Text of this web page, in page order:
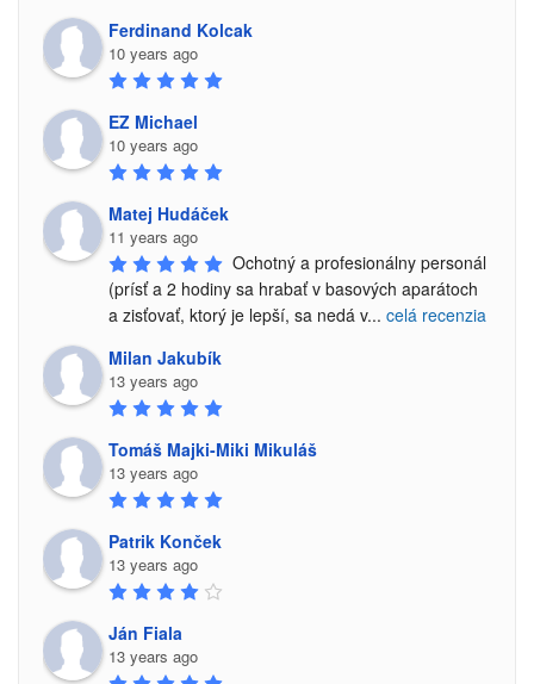
Ferdinand Kolcak
10 years ago
EZ Michael
10 years ago
Matej Hudáček
11 years ago
Ochotný a profesionálny personál
(prísť a 2 hodiny sa hrabať v basových aparátoch
a zisťovať, ktorý je lepší, sa nedá v... celá recenzia
Milan Jakubík
13 years ago
Tomáš Majki-Miki Mikuláš
13 years ago
Patrik Konček
13 years ago
Ján Fiala
13 years ago